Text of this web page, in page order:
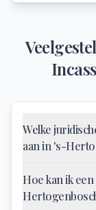
Welke
aan in 's-
Hoe kan ik